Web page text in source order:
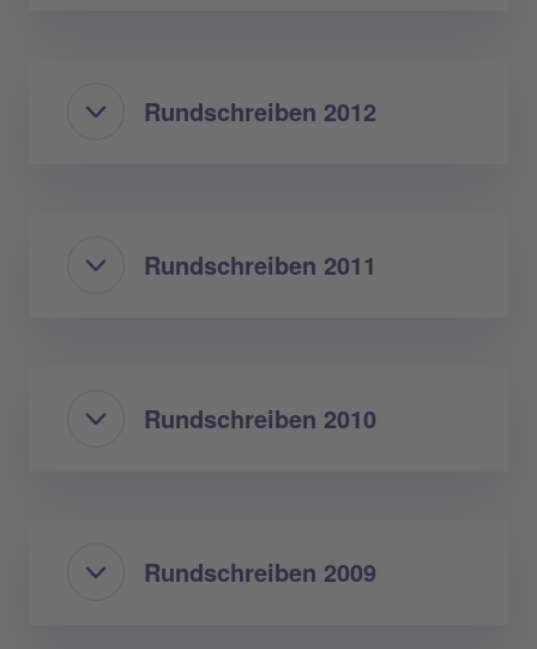
Rundschreiben 2012
Rundschreiben 2011
Rundschreiben 2010
Rundschreiben 2009